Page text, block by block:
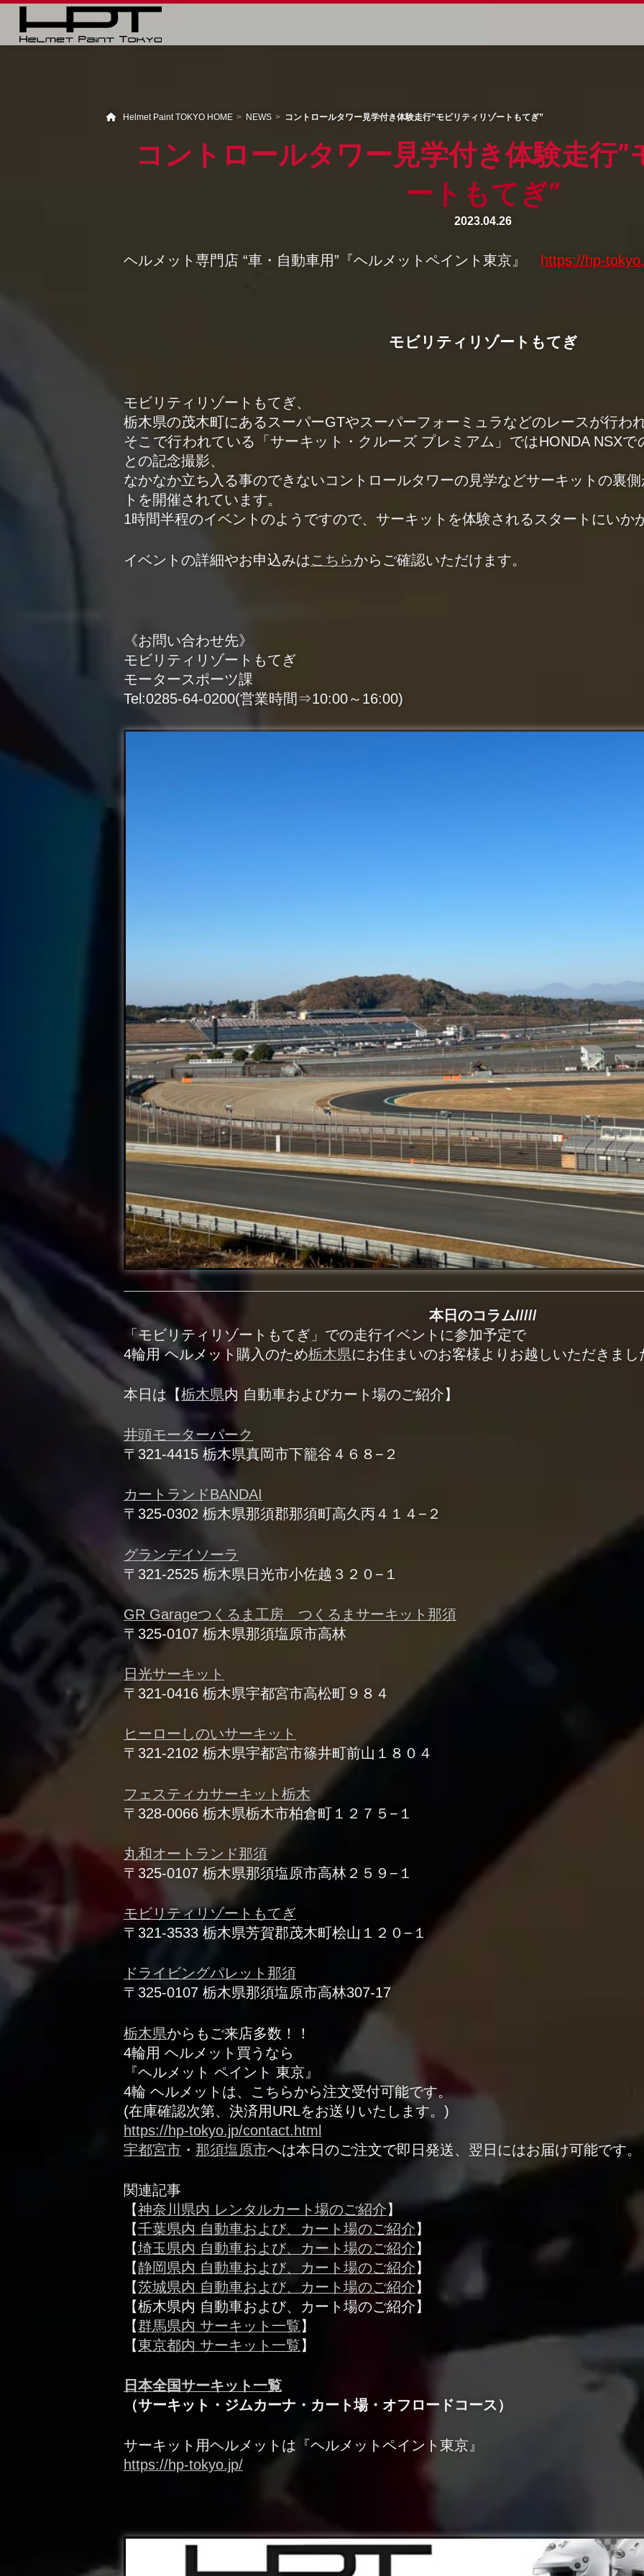
Helmet Paint TOKYO HOME NEWS コントロールタワー見学付き体験走行”モビリティリゾートもてぎ”
コントロールタワー見学付き体験走行
ートもてぎ”
2023.04.26
ヘルメット専門店 “車・自動車用”『ヘルメットペイント東京』 https://hp-
モビリティリゾートもてぎ
モビリティリゾートもてぎ、
栃木県の茂木町にあるスーパーGTやスーパーフォーミュラなどのレースが行わ
そこで行われている「サーキット・クルーズ プレミアム」ではHONDA NSX
との記念撮影、
なかなか立ち入る事のできないコントロールタワーの見学などサーキットの裏
トを開催されています。
1時間半程のイベントのようですので、サーキットを体験されるスタートにいか
イベントの詳細やお申込みはこちらからご確認いただけます。
《お問い合わせ先》
モビリティリゾートもてぎ
モータースポーツ課
Tel:0285-64-0200(営業時間⇒10:00～16:00)
本日のコラム/////
「モビリティリゾートもてぎ」での走行イベントに参加予定で
4輪用 ヘルメット購入のため栃木県にお住まいのお客様よりお越しいただきまし
本日は【栃木県内 自動車およびカート場のご紹介】
井頭モーターパーク
〒321-4415 栃木県真岡市下籠谷４６８−２
カートランドBANDAI
〒325-0302 栃木県那須郡那須町高久丙４１４−２
グランデイソーラ
〒321-2525 栃木県日光市小佐越３２０−１
GR Garageつくるま工房 つくるまサーキット那須
〒325-0107 栃木県那須塩原市高林
日光サーキット
〒321-0416 栃木県宇都宮市高松町９８４
ヒーローしのいサーキット
〒321-2102 栃木県宇都宮市篠井町前山１８０４
フェスティカサーキット栃木
〒328-0066 栃木県栃木市柏倉町１２７５−１
丸和オートランド那須
〒325-0107 栃木県那須塩原市高林２５９−１
モビリティリゾートもてぎ
〒321-3533 栃木県芳賀郡茂木町桧山１２０−１
ドライビングパレット那須
〒325-0107 栃木県那須塩原市高林307-17
栃木県からもご来店多数！！
4輪用 ヘルメット買うなら
『ヘルメット ペイント 東京』
4輪 ヘルメットは、こちらから注文受付可能です。
(在庫確認次第、決済用URLをお送りいたします。)
https://hp-tokyo.jp/contact.html
宇都宮市 ・ 那須塩原市へは本日のご注文で即日発送、翌日にはお届け可能です。
関連記事
【神奈川県内 レンタルカート場のご紹介】
【千葉県内 自動車および、カート場のご紹介】
【埼玉県内 自動車および、カート場のご紹介】
【静岡県内 自動車および、カート場のご紹介】
【茨城県内 自動車および、カート場のご紹介】
【栃木県内 自動車および、カート場のご紹介】
【群馬県内 サーキット一覧】
【東京都内 サーキット一覧】
日本全国サーキット一覧
（サーキット・ジムカーナ・カート場・オフロードコース）
サーキット用ヘルメットは『ヘルメットペイント東京』
https://hp-tokyo.jp/